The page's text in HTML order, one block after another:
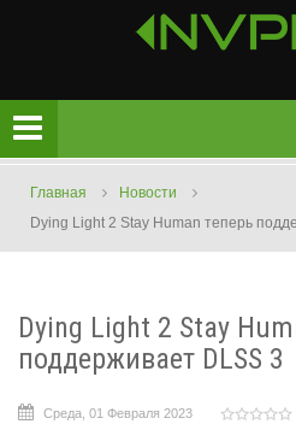
Главная
Новости
Dying Light 2 Stay Human теперь
Dying Light 2 Stay
поддерживает DLSS 3
Среда, 01 Февраля 2023